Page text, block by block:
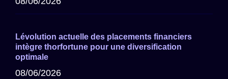
Lévolution actuelle des placements financiers
intègre thorfortune pour une diversification
optimale
08/06/2026